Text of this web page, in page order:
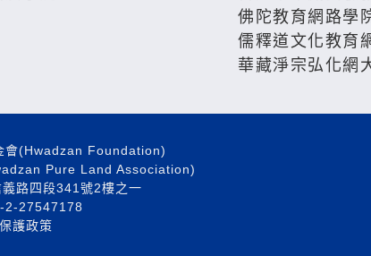
佛陀教育網路學
儒釋道文化教育
華藏淨宗弘化網
會(Hwadzan Foundation)
Pure Land Association)
路四段341號2樓之一
2-27547178
護政策